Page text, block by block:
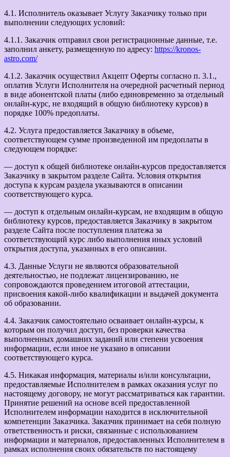
4.1. Исполнитель оказывает Услугу Заказчику только при
выполнении следующих условий:
4.1.1. Заказчик отправил свои регистрационные данные, т.е.
заполнил анкету, размещенную по адресу: https://kronos-
astro.com/
4.1.2. Заказчик осуществил Акцепт Оферты согласно п. 3.1.,
оплатив Услуги Исполнителя на очередной расчетный период
в виде абонентской платы (либо единовременно за отдельный
онлайн-курс, не входящий в общую библиотеку курсов) в
порядке 100% предоплаты.
4.2. Услуга предоставляется Заказчику в объеме,
соответствующем сумме произведенной им предоплаты в
следующем порядке:
— доступ к общей библиотеке онлайн-курсов предоставляется
Заказчику в закрытом разделе Сайта. Условия открытия
доступа к курсам раздела указываются в описании
соответствующего курса.
— доступ к отдельным онлайн-курсам, не входящим в общую
библиотеку курсов, предоставляется Заказчику в закрытом
разделе Сайта после поступления платежа за
соответствующий курс либо выполнения иных условий
открытия доступа, указанных в его описании.
4.3. Данные Услуги не являются образовательной
деятельностью, не подлежат лицензированию, не
сопровождаются проведением итоговой аттестации,
присвоения какой-либо квалификации и выдачей документа
об образовании.
4.4. Заказчик самостоятельно осваивает онлайн-курсы, к
которым он получил доступ, без проверки качества
выполненных домашних заданий или степени усвоения
информации, если иное не указано в описании
соответствующего курса.
4.5. Никакая информация, материалы и/или консультации,
предоставляемые Исполнителем в рамках оказания услуг по
настоящему договору, не могут рассматриваться как гарантии.
Принятие решений на основе всей предоставленной
Исполнителем информации находится в исключительной
компетенции Заказчика. Заказчик принимает на себя полную
ответственность и риски, связанные с использованием
информации и материалов, предоставленных Исполнителем в
рамках исполнения своих обязательств по настоящему